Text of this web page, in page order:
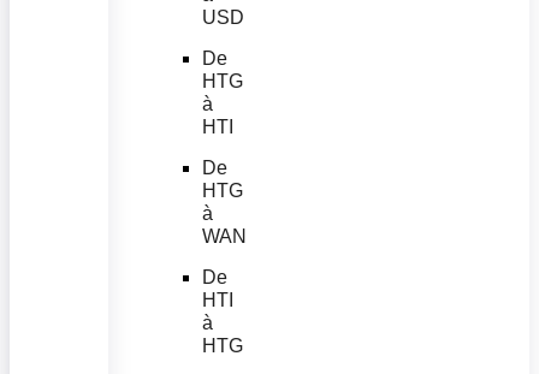
USD
De
HTG
à
HTI
De
HTG
à
WAN
De
HTI
à
HTG